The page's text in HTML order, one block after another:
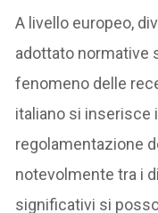
A livello europeo,
adottato normative
fenomeno delle
italiano si inserisce
regolamentazione
notevolmente tra i
significativi si